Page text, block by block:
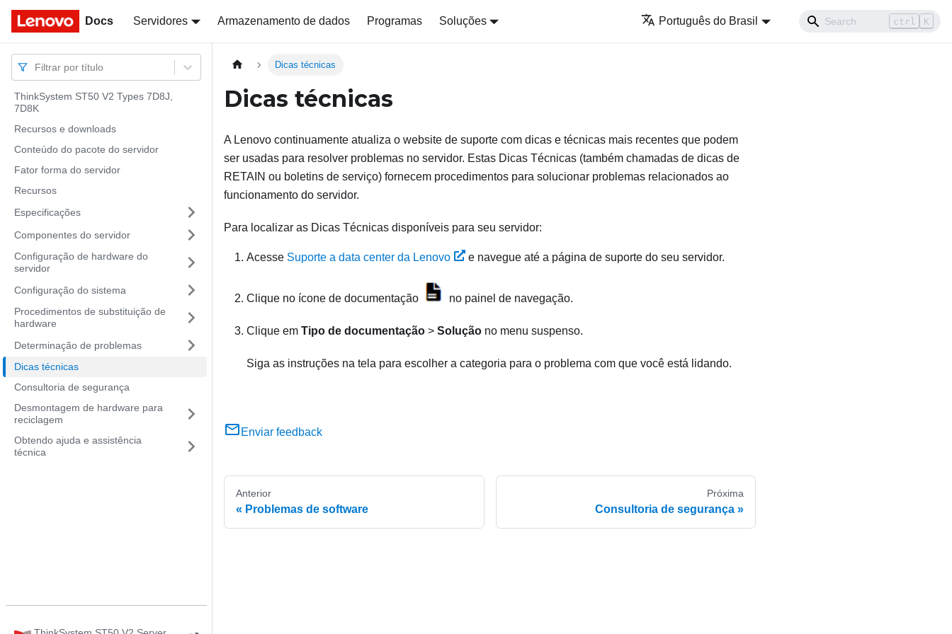
Docs Servidores Armazenamento de dados Programas Soluções Português do Brasil ctrl K
Docs
Filtrar por título
ThinkSystem ST50 V2 Types 7D8J,
7D8K
Recursos e downloads
Conteúdo do pacote do servidor
Fator forma do servidor
Recursos
Especificações
Componentes do servidor
Configuração de hardware do
servidor
Configuração do sistema
Procedimentos de substituição de
hardware
Determinação de problemas
Dicas técnicas
Consultoria de segurança
Desmontagem de hardware para
reciclagem
Obtendo ajuda e assistência
técnica
Dicas técnicas
Dicas técnicas
A Lenovo continuamente atualiza o website de suporte com dicas e técnicas mais recentes que podem
ser usadas para resolver problemas no servidor. Estas Dicas Técnicas (também chamadas de dicas de
RETAIN ou boletins de serviço) fornecem procedimentos para solucionar problemas relacionados ao
funcionamento do servidor.
Para localizar as Dicas Técnicas disponíveis para seu servidor:
Acesse Suporte a data center da Lenovo e navegue até a página de suporte do seu servidor.
Clique no ícone de documentação no painel de navegação.
Clique em Tipo de documentação > Solução no menu suspenso.
Siga as instruções na tela para escolher a categoria para o problema com que você está lidando.
Enviar feedback
Anterior
Problemas de software
Próxima
Consultoria de segurança